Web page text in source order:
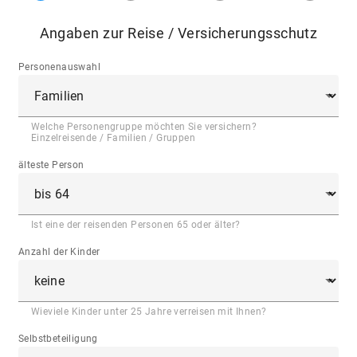
Angaben zur Reise / Versicherungsschutz
Personenauswahl
Welche Personengruppe möchten Sie versichern?
Einzelreisende / Familien / Gruppen
älteste Person
Ist eine der reisenden Personen 65 oder älter?
Anzahl der Kinder
Wieviele Kinder unter 25 Jahre verreisen mit Ihnen?
Selbstbeteiligung